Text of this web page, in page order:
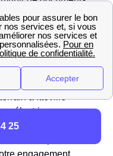
neuve à
par Itteville)
à Itteville
électriques
Itteville
25